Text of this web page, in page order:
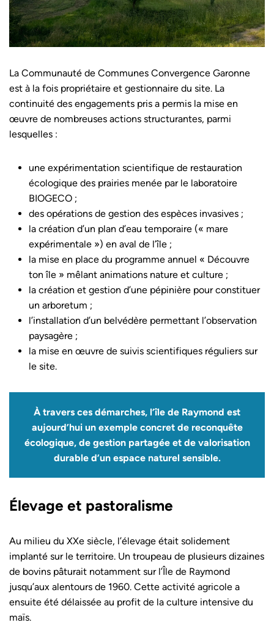
La Communauté de Communes Convergence Garonne
est à la fois propriétaire et gestionnaire du site. La
continuité des engagements pris a permis la mise en
œuvre de nombreuses actions structurantes, parmi
lesquelles :
une expérimentation scientifique de restauration
écologique des prairies menée par le laboratoire
BIOGECO ;
des opérations de gestion des espèces invasives ;
la création d’un plan d’eau temporaire (« mare
expérimentale ») en aval de l’île ;
la mise en place du programme annuel « Découvre
ton île » mêlant animations nature et culture ;
la création et gestion d’une pépinière pour constituer
un arboretum ;
l’installation d’un belvédère permettant l’observation
paysagère ;
la mise en œuvre de suivis scientifiques réguliers sur
le site.
À travers ces démarches, l’île de Raymond est
aujourd’hui un exemple concret de reconquête
écologique, de gestion partagée et de valorisation
durable d’un espace naturel sensible.
Élevage et pastoralisme
Au milieu du XXe siècle, l’élevage était solidement
implanté sur le territoire. Un troupeau de plusieurs dizaines
de bovins pâturait notamment sur l’Île de Raymond
jusqu’aux alentours de 1960. Cette activité agricole a
ensuite été délaissée au profit de la culture intensive du
maïs.